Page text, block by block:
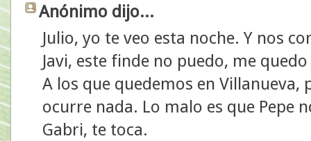
Anónimo dijo...
Julio, yo te veo esta noche. Y nos
Javi, este finde no puedo, me
A los que quedemos en Villanueva,
ocurre nada. Lo malo es que Pepe
Gabri, te toca.